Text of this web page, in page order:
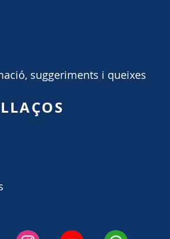
suggeriments i queixes